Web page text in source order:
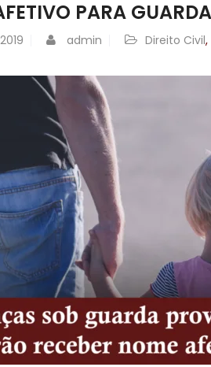
PARA
admin Direito Civil,